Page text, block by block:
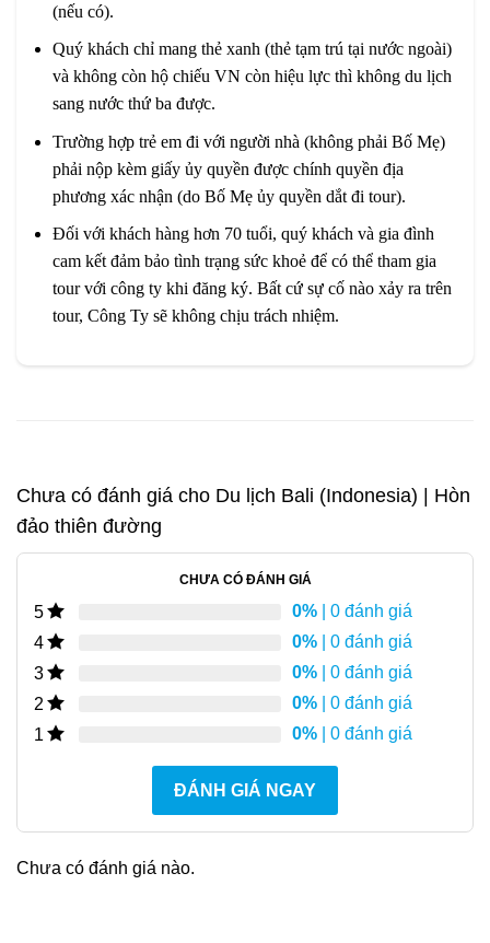
(nếu có).
Quý khách chỉ mang thẻ xanh (thẻ tạm trú tại nước ngoài)
và không còn hộ chiếu VN còn hiệu lực thì không du lịch
sang nước thứ ba được.
Trường hợp trẻ em đi với người nhà (không phải Bố Mẹ)
phải nộp kèm giấy ủy quyền được chính quyền địa
phương xác nhận (do Bố Mẹ ủy quyền dắt đi tour).
Đối với khách hàng hơn 70 tuổi, quý khách và gia đình
cam kết đảm bảo tình trạng sức khoẻ để có thể tham gia
tour với công ty khi đăng ký. Bất cứ sự cố nào xảy ra trên
tour, Công Ty sẽ không chịu trách nhiệm.
Chưa có đánh giá cho Du lịch Bali (Indonesia) | Hòn
đảo thiên đường
CHƯA CÓ ĐÁNH GIÁ
5 0% | 0 đánh giá
4
0% | 0 đánh giá
3
0% | 0 đánh giá
2
0% | 0 đánh giá
1
0% | 0 đánh giá
ĐÁNH GIÁ NGAY
Chưa có đánh giá nào.